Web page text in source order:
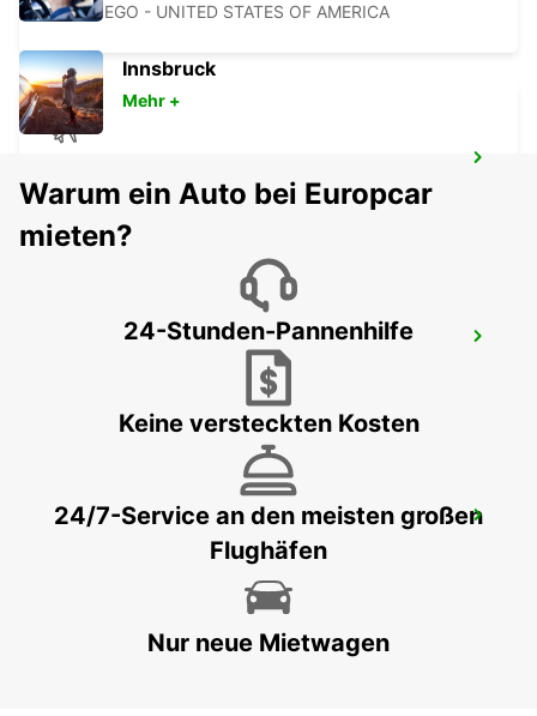
SAN DIEGO - UNITED STATES OF AMERICA
TIJUANA - MEXICO
MEXICALI DOWNTOWN
MEXICALI AIRPORT
Innsbruck
Mehr +
Warum ein Auto bei Europcar
mieten?
24-Stunden-Pannenhilfe
Keine versteckten Kosten
24/7-Service an den meisten großen
Flughäfen
Nur neue Mietwagen